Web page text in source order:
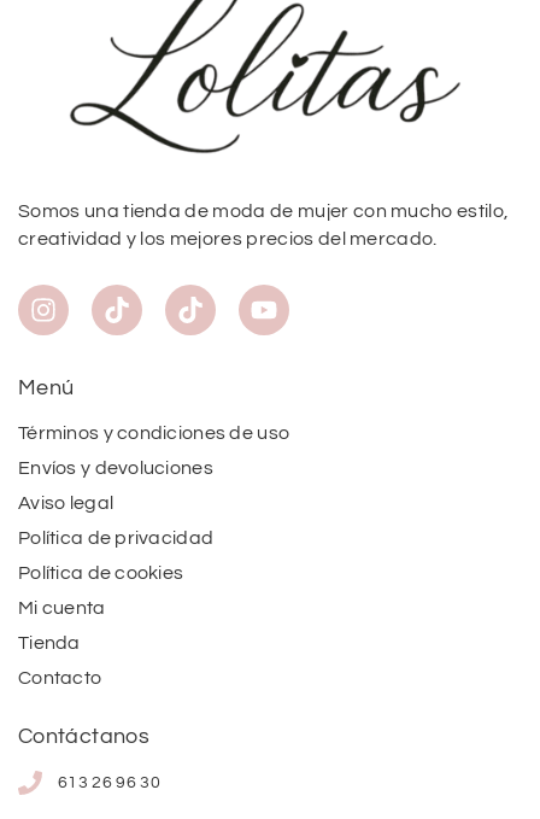
Somos una tienda de moda de mujer con mucho estilo,
creatividad y los mejores precios del mercado.
Menú
Términos y condiciones de uso
Envíos y devoluciones
Aviso legal
Política de privacidad
Política de cookies
Mi cuenta
Tienda
Contacto
Contáctanos
613 26 96 30